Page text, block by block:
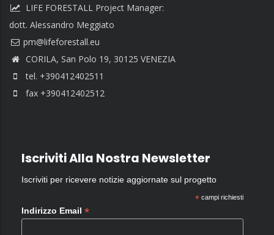
LIFE FORESTALL Project Manager:
dott. Alessandro Meggiato
CORILA, San Polo 19, 30125 VENEZIA
tel. +390412402511
fax +390412402512
Iscriviti Alla Nostra Newsletter
Iscriviti per ricevere notizie aggiornate sul progetto
*campi richiesti
Indirizzo Email *